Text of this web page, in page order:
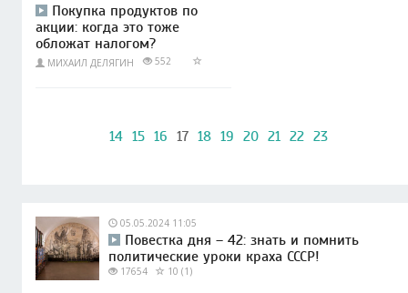
Покупка продуктов по
акции: когда это тоже
обложат налогом?
МИХАИЛ ДЕЛЯГИН 552
14 15 16 17 18 19 20 21 22 23
05.05.2024 11:05
Повестка дня – 42: знать и помнить
политические уроки краха СССР!
17654 10 (1)